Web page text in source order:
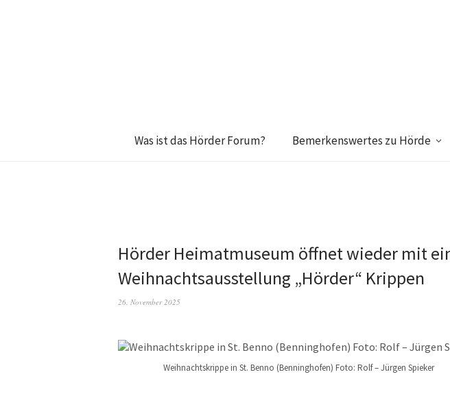
Was ist das Hörder Forum? Bemerkenswertes zu Hörde
Hörder Heimatmuseum öffnet wieder mit
Weihnachtsausstellung „Hörder“ Krippen
26. November 2025
Weihnachtskrippe in St. Benno (Benninghofen) Foto: Rolf – Jürgen Spieker